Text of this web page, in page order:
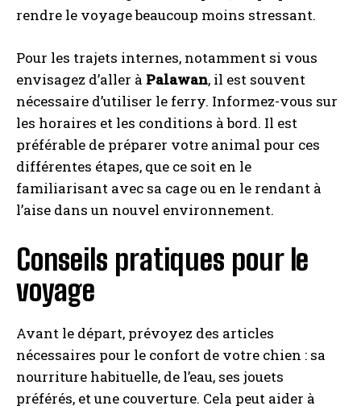
rendre le voyage beaucoup moins stressant.
Pour les trajets internes, notamment si vous
envisagez d’aller à Palawan, il est souvent
nécessaire d’utiliser le ferry. Informez-vous sur
les horaires et les conditions à bord. Il est
préférable de préparer votre animal pour ces
différentes étapes, que ce soit en le
familiarisant avec sa cage ou en le rendant à
l’aise dans un nouvel environnement.
Conseils pratiques pour le
voyage
Avant le départ, prévoyez des articles
nécessaires pour le confort de votre chien : sa
nourriture habituelle, de l’eau, ses jouets
préférés, et une couverture. Cela peut aider à